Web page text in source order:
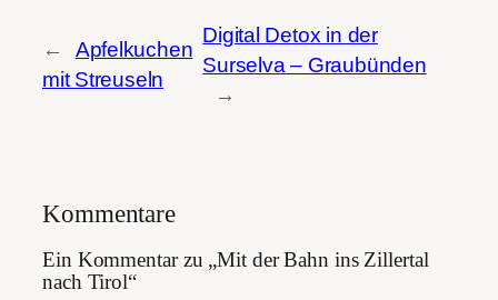
←
Apfelkuchen
mit Streuseln
Digital Detox in der
Surselva – Graubünden
→
Kommentare
Ein Kommentar zu „Mit der Bahn ins Zillertal
nach Tirol“